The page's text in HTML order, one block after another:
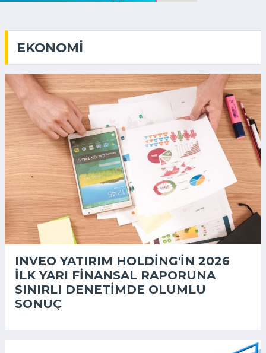
EKONOMI
INVEO YATIRIM HOLDING'IN 2026
ILK YARI FINANSAL RAPORUNA
SINIRLI DENETIMDE OLUMLU
SONUÇ